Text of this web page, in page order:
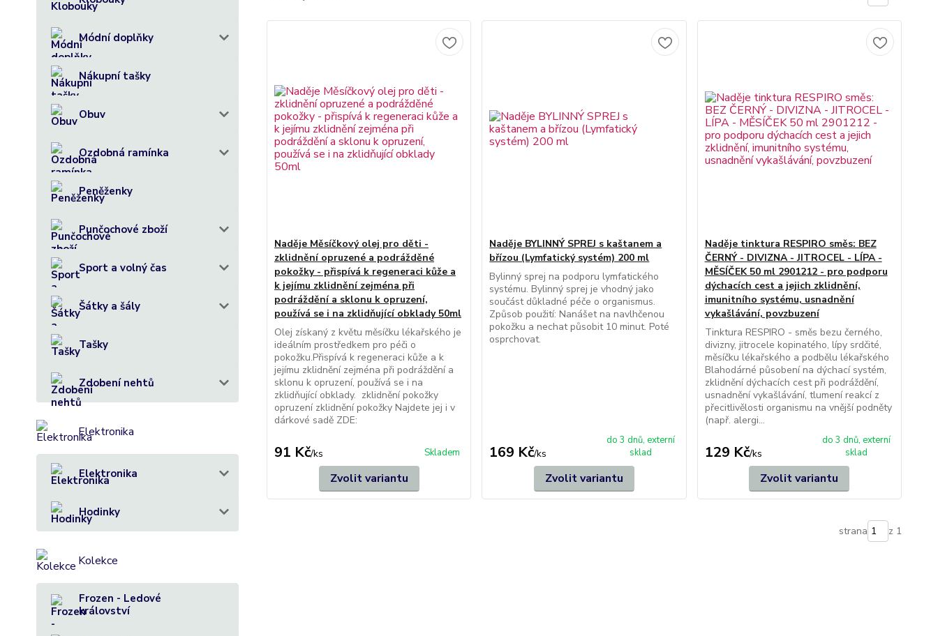
Módní doplňky
Nákupní tašky
Obuv
Ozdobná ramínka
Peněženky
Punčochové zboží
Sport a volný čas
Šátky a šály
Tašky
Zdobení nehtů
Elektronika
Elektronika
Hodinky
Kolekce
Frozen - Ledové
království
Jaké bylinky pomáhají při nachlazení a virózách? Jak můžeme zvyšovat imunitu?
Jak nám může pomoci gemmoterapie?
Mgr. Jarmila Podhorná představuje zásadní bylinky a ukazuje, jak je používat.
http://nadeje-byliny.eu/content/30-zazrak-grepoveho-seminka
Jak můžeme pomocí bylinek zlepšit stav dýchacího ústrojí
Bylinky umí podporovat imunitu, bojují se zánětya umí regenerovat sliznice v plicích a průduškách.
http://nadeje-byliny.eu/content/36-jak-muzeme-pomoci-bylinek-zlepsit-cinnost-dychaciho-ustroji
ŽENSKÉ PROBLÉMY
Naděje Měsíčkový olej pro děti -
zklidnění opruzené a podrážděné
pokožky - přispívá k regeneraci kůže a
k jejímu zklidnění zejména při
podráždění a sklonu k opruzení,
používá se i na zklidňující obklady 50ml
Olej získaný z květu měsíčku lékařského je
ideálním prostředkem pro péči o
pokožku.Přispívá k regeneraci kůže a k
jejímu zklidnění zejména při podráždění a
sklonu k opruzení, používá se i na
zklidňující obklady. zklidnění pokožky
opruzení zklidnění pokožky Najdete jej i v
dárkové sadě ZDE:
91 Kč/ks Skladem
Zvolit variantu
Naděje BYLINNÝ SPREJ s kaštanem a
břízou (Lymfatický systém) 200 ml
Bylinný sprej na podporu lymfatického
systému. Bylinný sprej je vhodný jako
součást důkladné péče o organismus.
Způsob použití: Nanášet na navlhčenou
pokožku a nechat působit 10 minut. Poté
osprchovat.
169 Kč/ks
do 3 dnů, externí
sklad
Zvolit variantu
Naděje tinktura RESPIRO směs: BEZ
ČERNÝ - DIVIZNA - JITROCEL - LÍPA -
MĚSÍČEK 50 ml 2901212 - pro podporu
dýchacích cest a jejich zklidnění,
imunitního systému, usnadnění
vykašlávání, povzbuzení
Tinktura RESPIRO - směs bezu černého,
divizny, jitrocele kopinatého, lípy srdčité,
měsíčku lékařského a podbělu lékařského
Blahodárné působení na dýchací systém,
zklidnění dýchacích cest při podráždění,
usnadnění vykašlávání, tlumení reakcí z
přecitlivělosti organismu na vnější podněty
(např. alergi...
129 Kč/ks
do 3 dnů, externí
sklad
Zvolit variantu
strana z 1